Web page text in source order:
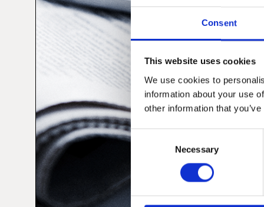
Consent
This website uses cookies
We use cookies to
information about your use
other information that
Consent
Necessary